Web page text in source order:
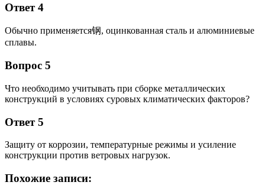
Ответ 4
Обычно применяется钢, оцинкованная сталь и алюминиевые
сплавы.
Вопрос 5
Что необходимо учитывать при сборке металлических
конструкций в условиях суровых климатических факторов?
Ответ 5
Защиту от коррозии, температурные режимы и усиление
конструкции против ветровых нагрузок.
Похожие записи: